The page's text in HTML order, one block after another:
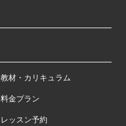
教材・カリキュラム
料金プラン
レッスン予約